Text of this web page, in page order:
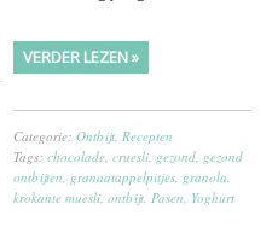
VERDER LEZEN »
Categorie:Ontbijt Recepten
Tags:chocolade ,cruesli gezond gezond
ontbijten granaatappelpitjes granola
krokante muesli ,ontbijt Pasen Yoghurt